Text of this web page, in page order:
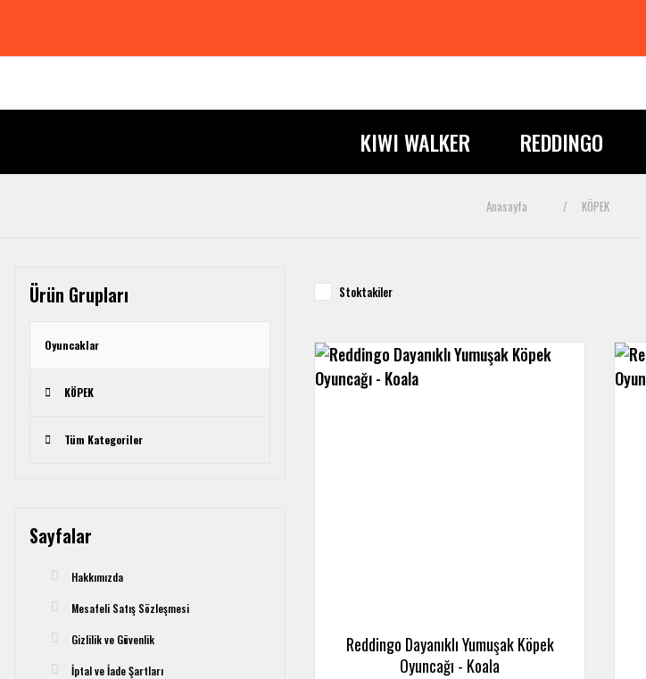
KIWI WALKER REDDINGO
Anasayfa KÖPEK
Ürün Grupları
Oyuncaklar
KÖPEK
Tüm Kategoriler
Sayfalar
Hakkımızda
Mesafeli Satış Sözleşmesi
Gizlilik ve Güvenlik
İptal ve İade Şartları
Stoktakiler
Reddingo Dayanıklı Yumuşak Köpek
Oyuncağı - Koala